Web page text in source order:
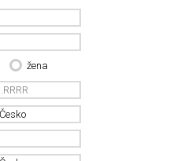
žena